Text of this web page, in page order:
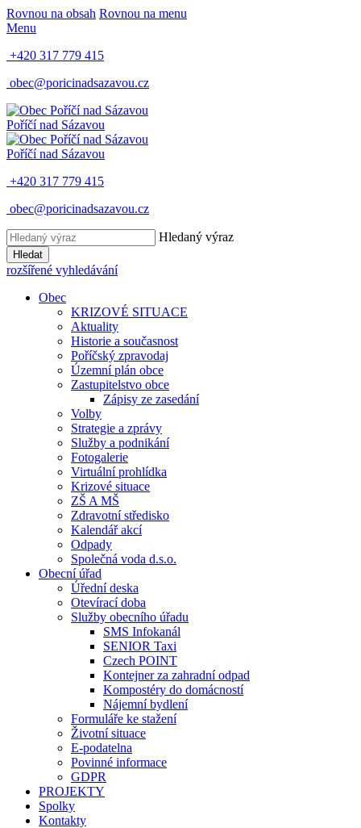
Rovnou na obsah Rovnou na menu
Menu
+420 317 779 415
obec@poricinadsazavou.cz
Poříčí nad Sázavou
Poříčí nad Sázavou
+420 317 779 415
obec@poricinadsazavou.cz
Hledaný výraz
Hledat
rozšířené vyhledávání
Obec
KRIZOVÉ SITUACE
Aktuality
Historie a současnost
Poříčský zpravodaj
Územní plán obce
Zastupitelstvo obce
Zápisy ze zasedání
Volby
Strategie a zprávy
Služby a podnikání
Fotogalerie
Virtuální prohlídka
Krizové situace
ZŠ A MŠ
Zdravotní středisko
Kalendář akcí
Odpady
Společná voda d.s.o.
Obecní úřad
Úřední deska
Otevírací doba
Služby obecního úřadu
SMS Infokanál
SENIOR Taxi
Czech POINT
Kontejner za zahradní odpad
Kompostéry do domácností
Nájemní bydlení
Formuláře ke stažení
Životní situace
E-podatelna
Povinné informace
GDPR
PROJEKTY
Spolky
Kontakty